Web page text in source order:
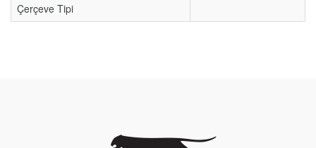
Çerçeve Tipi